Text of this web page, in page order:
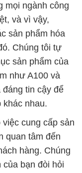
mọi ngành công
và vì vậy,
sản phẩm hóa
Chúng tôi tự
sản phẩm của
như A100 và
tin cậy để
khác nhau.
cung cấp sản
quan tâm đến
hàng. Chúng
của bạn đòi hỏi